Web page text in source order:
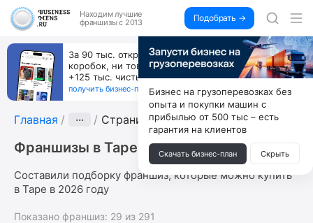
Находим лучшие
франшизы с 2013
Подобрать →
За 90 тыс. открой магазин на Авито, дома ни
коробок, ни товара, ни склада, зато каждый месяц
+125 тыс. чистыми
получить бизнес-план ↓
Главная ··· Страница 9
Франшизы в Таре
Составили подборку франшиз, которые можно купить
в Таре в 2026 году
Показано франшиз: 29 из 291
Бизнес на грузоперевозках без
опыта и покупки машин с
прибылью от 500 тыс – есть
гарантия на клиентов
Скачать бизнес-план Скрыть